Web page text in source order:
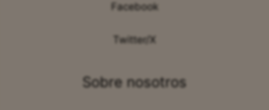
Facebook
Twitter/X
Sobre nosotros